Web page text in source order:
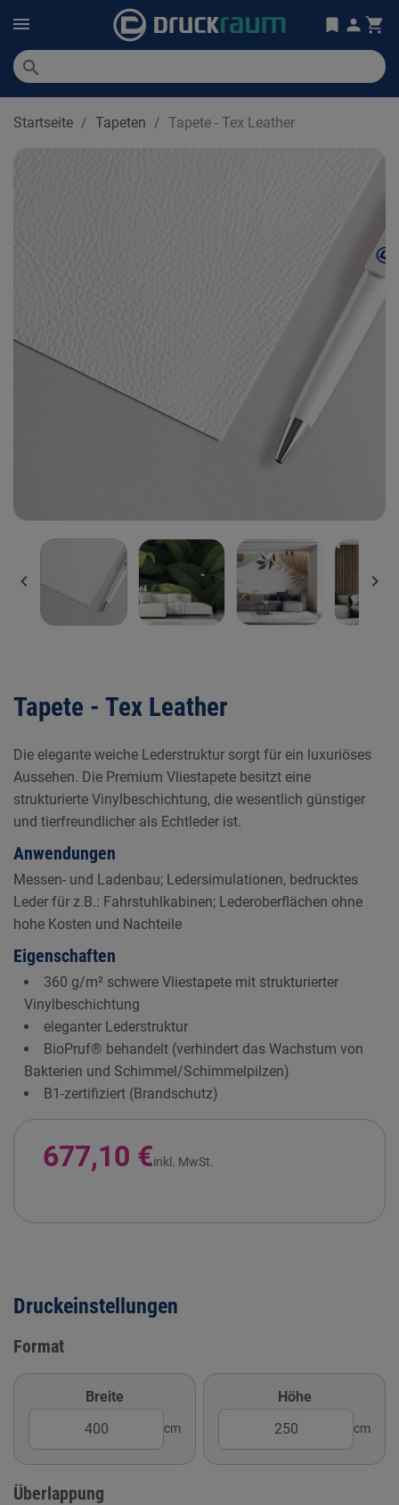
search
Startseite Tapeten Tapete - Tex Leather
 
Tapete - Tex Leather
Die elegante weiche Lederstruktur sorgt für ein luxuriöses
Aussehen. Die Premium Vliestapete besitzt eine
strukturierte Vinylbeschichtung, die wesentlich günstiger
und tierfreundlicher als Echtleder ist.
Anwendungen
Messen- und Ladenbau; Ledersimulationen, bedrucktes
Leder für z.B.: Fahrstuhlkabinen; Lederoberflächen ohne
hohe Kosten und Nachteile
Eigenschaften
360 g/m² schwere Vliestapete mit strukturierter
Vinylbeschichtung
eleganter Lederstruktur
BioPruf® behandelt (verhindert das Wachstum von
Bakterien und Schimmel/Schimmelpilzen)
B1-zertifiziert (Brandschutz)
677,10 €inkl. MwSt.
Druckeinstellungen
Format
Breite
cm
Höhe
cm
Überlappung